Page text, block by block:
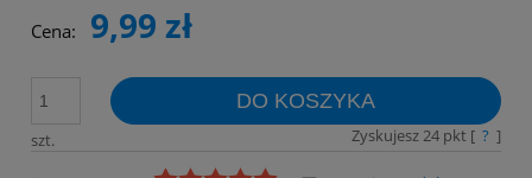
Cena: 9,99 zł
szt.
DO KOSZYKA
Zyskujesz24pkt [ ? ]